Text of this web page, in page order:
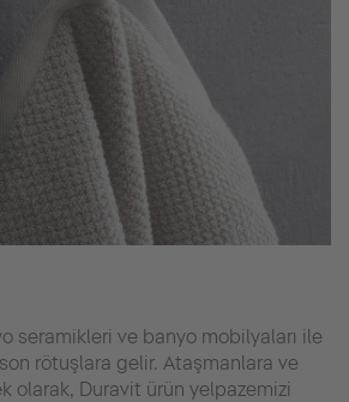
seramikleri ve banyo mobilyaları ile
son rötuşlara gelir. Ataşmanlara ve
olarak, Duravit ürün yelpazemizi